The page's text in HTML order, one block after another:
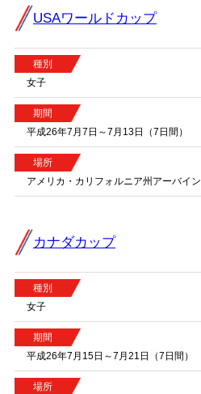
USAワールドカップ
種別
女子
期間
平成26年7月7日～7月13日（7日間）
場所
アメリカ・カリフォルニア州アーバイン
カナダカップ
種別
女子
期間
平成26年7月15日～7月21日（7日間）
場所